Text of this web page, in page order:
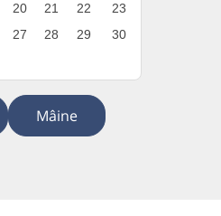
20 21 22
23
27 28 29
30
Mâine